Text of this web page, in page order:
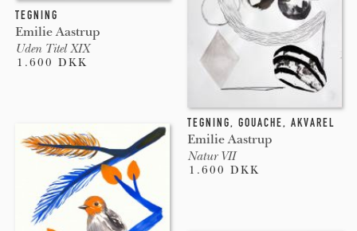
TEGNING
Emilie Aastrup
Uden Titel XIX
1.600 DKK
TEGNING, GOUACHE, AKVAREL
Emilie Aastrup
Natur VII
1.600 DKK